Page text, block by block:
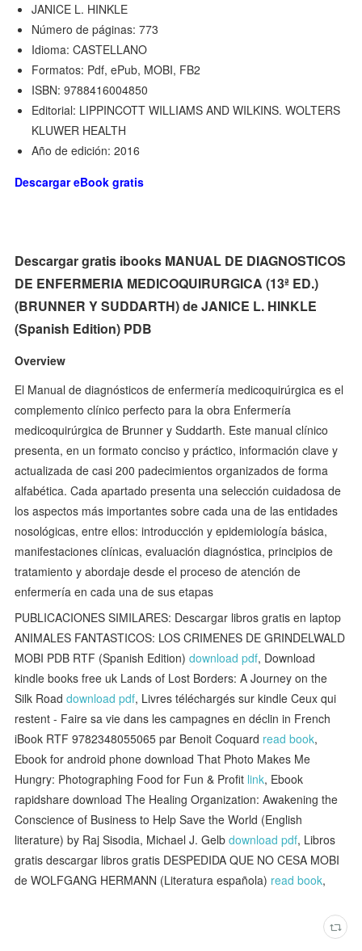
JANICE L. HINKLE
Número de páginas: 773
Idioma: CASTELLANO
Formatos: Pdf, ePub, MOBI, FB2
ISBN: 9788416004850
Editorial: LIPPINCOTT WILLIAMS AND WILKINS. WOLTERS
KLUWER HEALTH
Año de edición: 2016
Descargar eBook gratis
Descargar gratis ibooks MANUAL DE DIAGNOSTICOS
DE ENFERMERIA MEDICOQUIRURGICA (13ª ED.)
(BRUNNER Y SUDDARTH) de JANICE L. HINKLE
(Spanish Edition) PDB
Overview
El Manual de diagnósticos de enfermería medicoquirúrgica es el
complemento clínico perfecto para la obra Enfermería
medicoquirúrgica de Brunner y Suddarth. Este manual clínico
presenta, en un formato conciso y práctico, información clave y
actualizada de casi 200 padecimientos organizados de forma
alfabética. Cada apartado presenta una selección cuidadosa de
los aspectos más importantes sobre cada una de las entidades
nosológicas, entre ellos: introducción y epidemiología básica,
manifestaciones clínicas, evaluación diagnóstica, principios de
tratamiento y abordaje desde el proceso de atención de
enfermería en cada una de sus etapas
PUBLICACIONES SIMILARES: Descargar libros gratis en laptop
ANIMALES FANTASTICOS: LOS CRIMENES DE GRINDELWALD
MOBI PDB RTF (Spanish Edition)download pdf, Download
kindle books free uk Lands of Lost Borders: A Journey on the
Silk Roaddownload pdf, Livres téléchargés sur kindle Ceux qui
restent - Faire sa vie dans les campagnes en déclin in French
iBook RTF 9782348055065 par Benoit Coquard read book,
Ebook for android phone download That Photo Makes Me
Hungry: Photographing Food for Fun & Profit link, Ebook
rapidshare download The Healing Organization: Awakening the
Conscience of Business to Help Save the World (English
literature) by Raj Sisodia, Michael J. Gelbdownload pdf, Libros
gratis descargar libros gratis DESPEDIDA QUE NO CESA MOBI
de WOLFGANG HERMANN (Literatura española) read book,